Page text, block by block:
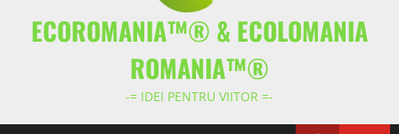
ECOROMANIA™® & ECOLOMANIA
ROMANIA™®
-= IDEI PENTRU VIITOR =-